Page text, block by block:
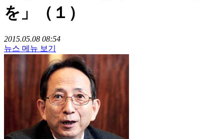
を」（１）
2015.05.08 08:54
뉴스 메뉴 보기